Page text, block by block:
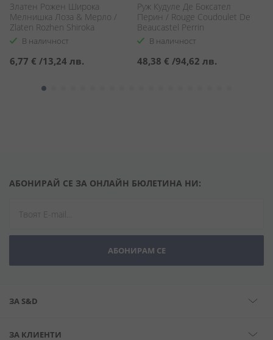
Златен Рожен Широка
Мелнишка Лоза & Мерло /
Zlaten Rozhen Shiroka
Melnishka & Merlot
В наличност
6,77 € /13,24 лв.
Руж Кудуле Де Боксател
Перин / Rouge Coudoulet De
Beaucastel Perrin
В наличност
48,38 € /94,62 лв.
АБОНИРАЙ СЕ ЗА ОНЛАЙН БЮЛЕТИНА НИ:
АБОНИРАМ СЕ
ЗА S&D
ЗА КЛИЕНТИ